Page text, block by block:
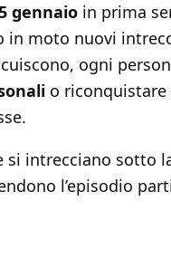
gennaio in prima
in moto nuovi
ogni
o riconquistare
si intrecciano sotto
l’episodio